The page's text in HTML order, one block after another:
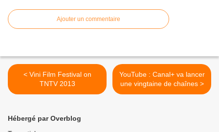
Ajouter un commentaire
< Vini Film Festival on
TNTV 2013
YouTube : Canal+ va lancer
une vingtaine de chaînes >
Hébergé par Overblog